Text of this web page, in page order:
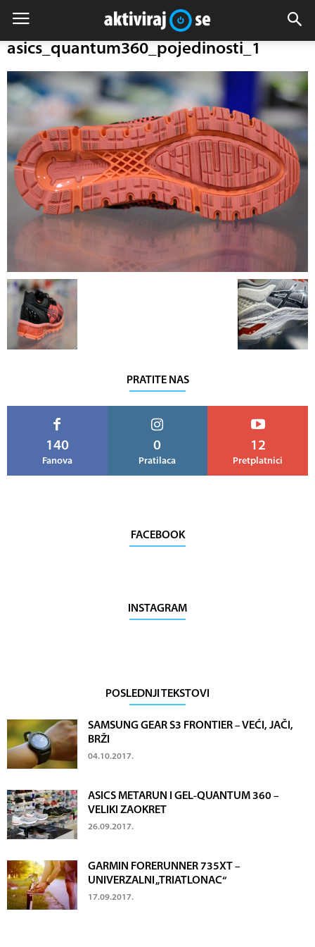
asics_quantum360_pojedinosti_1
PRATITE NAS
140
Fanova
0
Pratilaca
12
Pretplatnici
FACEBOOK
INSTAGRAM
POSLEDNJI TEKSTOVI
SAMSUNG GEAR S3 FRONTIER – VEĆI, JAČI,
BRŽI
04.10.2017.
ASICS METARUN I GEL-QUANTUM 360 –
VELIKI ZAOKRET
26.09.2017.
GARMIN FORERUNNER 735XT –
UNIVERZALNI „TRIATLONAC“
17.09.2017.